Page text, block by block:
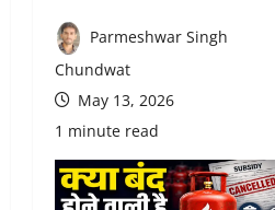
Parmeshwar Singh
Chundwat
May 13, 2026
1 minute read